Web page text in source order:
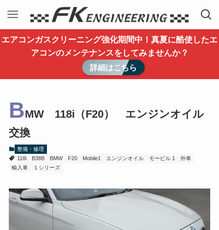
エアコンガスクリーニング強化期間中！真夏に酷使したエ
アコンのメンテナンスをしてみませんか？
詳細はこちら
BMW 118i（F20） エンジンオイル
交換
整備・修理
118i
B38B BMW F20 Mobile1 エンジンオイル モービル 1
外車
輸入車
１シリーズ